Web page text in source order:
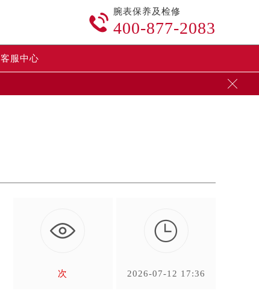

腕表保养及检修
400-877-2083
客服中心

次

2026-07-12 17:36